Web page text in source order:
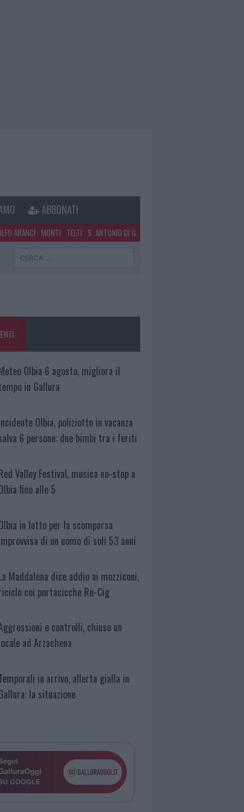
ABBONATI
ARANCI MONTI TELTI S. ANTONIO DI G.
Olbia 6 agosto, migliora il
in Gallura
Olbia, poliziotto in vacanza
6 persone: due bimbi tra i feriti
Valley Festival, musica no-stop a
fino alle 5
in lutto per la scomparsa
di un uomo di soli 53 anni
Maddalena dice addio ai mozziconi,
coi portacicche Re-Cig
e controlli, chiuso un
ad Arzachena
in arrivo, allerta gialla in
la situazione